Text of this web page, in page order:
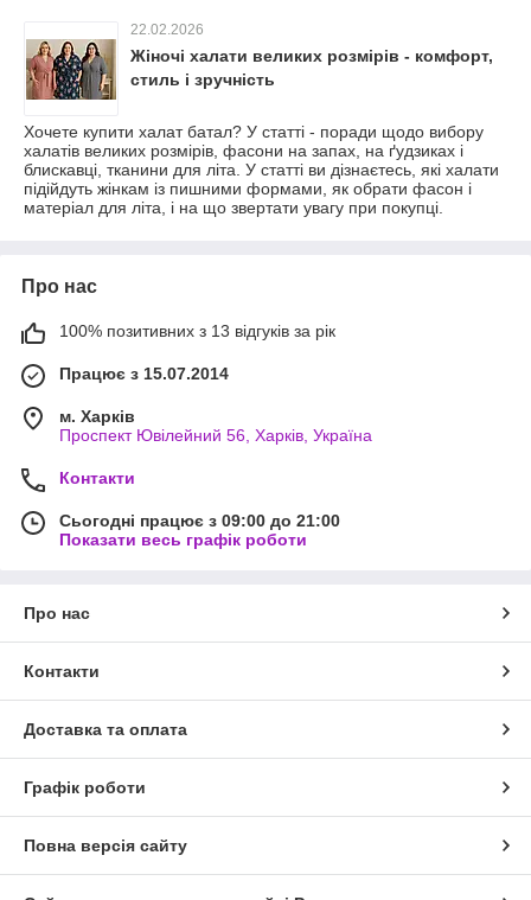
22.02.2026
Жіночі халати великих розмірів - комфорт,
стиль і зручність
Хочете купити халат батал? У статті - поради щодо вибору
халатів великих розмірів, фасони на запах, на ґудзиках і
блискавці, тканини для літа. У статті ви дізнаєтесь, які халати
підійдуть жінкам із пишними формами, як обрати фасон і
матеріал для літа, і на що звертати увагу при покупці.
Про нас
100% позитивних з 13 відгуків за рік
Працює з 15.07.2014
м. Харків
Проспект Ювілейний 56, Харків, Україна
Контакти
Сьогодні працює з 09:00 до 21:00
Показати весь графік роботи
Про нас
Контакти
Доставка та оплата
Графік роботи
Повна версія сайту